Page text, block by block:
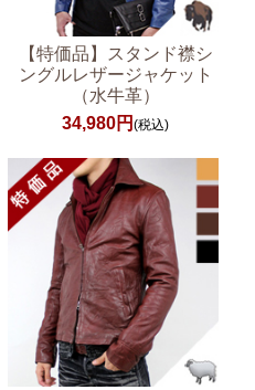
【特価品】スタンド襟シ
ングルレザージャケット
（水牛革）
34,980円(税込)